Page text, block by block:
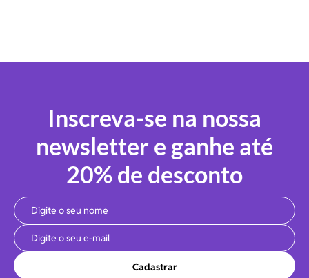
Inscreva-se na nossa
newsletter e ganhe até
20% de desconto
Cadastrar